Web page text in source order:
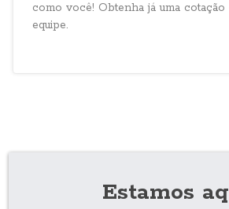
como você! Obtenha já uma
equipe.
Estamos